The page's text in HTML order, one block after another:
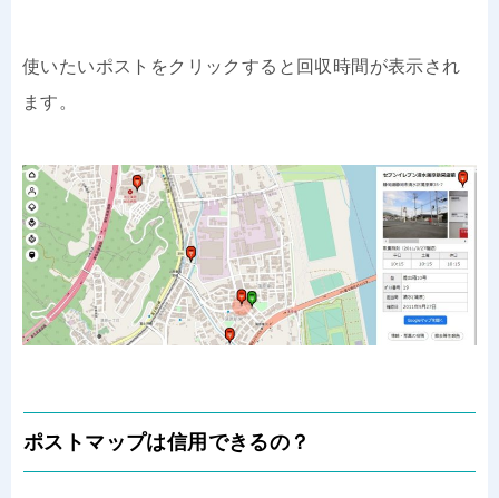
使いたいポストをクリックすると回収時間が表示され
ます。
ポストマップは信用できるの？